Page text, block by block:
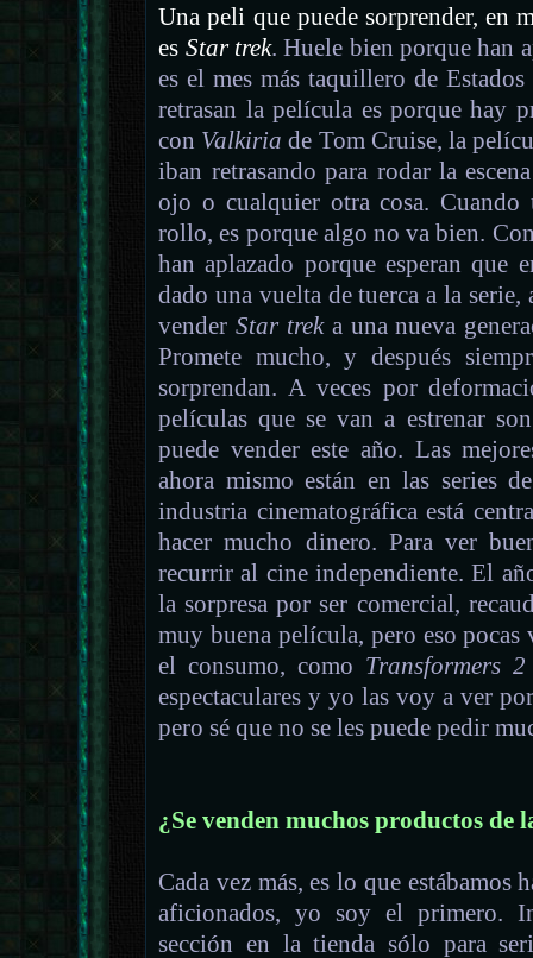
Una peli que puede sorprender, en
es Star trek. Huele bien porque han
es el mes más taquillero de
retrasan la película es porque hay
con Valkiria de Tom Cruise, la
iban retrasando para rodar la
ojo o cualquier otra cosa. Cuando
rollo, es porque algo no va bien.
han aplazado porque esperan que
dado una vuelta de tuerca a la
venderStar treka una nueva
Promete mucho, y después
sorprendan. A veces por
películas que se van a estrenar
puede vender este año. Las
ahora mismo están en las series
industria cinematográfica está
hacer mucho dinero. Para ver
recurrir al cine independiente. El
la sorpresa por ser comercial,
muy buena película, pero eso pocas
el consumo, como Transformers 2
espectaculares y yo las voy a ver
pero sé que no se les puede pedir
¿Se venden muchos productos de
Cada vez más, es lo que
aficionados, yo soy el primero.
sección en la tienda sólo para